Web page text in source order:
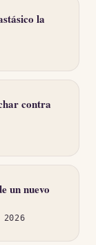
la
contra
un nuevo
2026